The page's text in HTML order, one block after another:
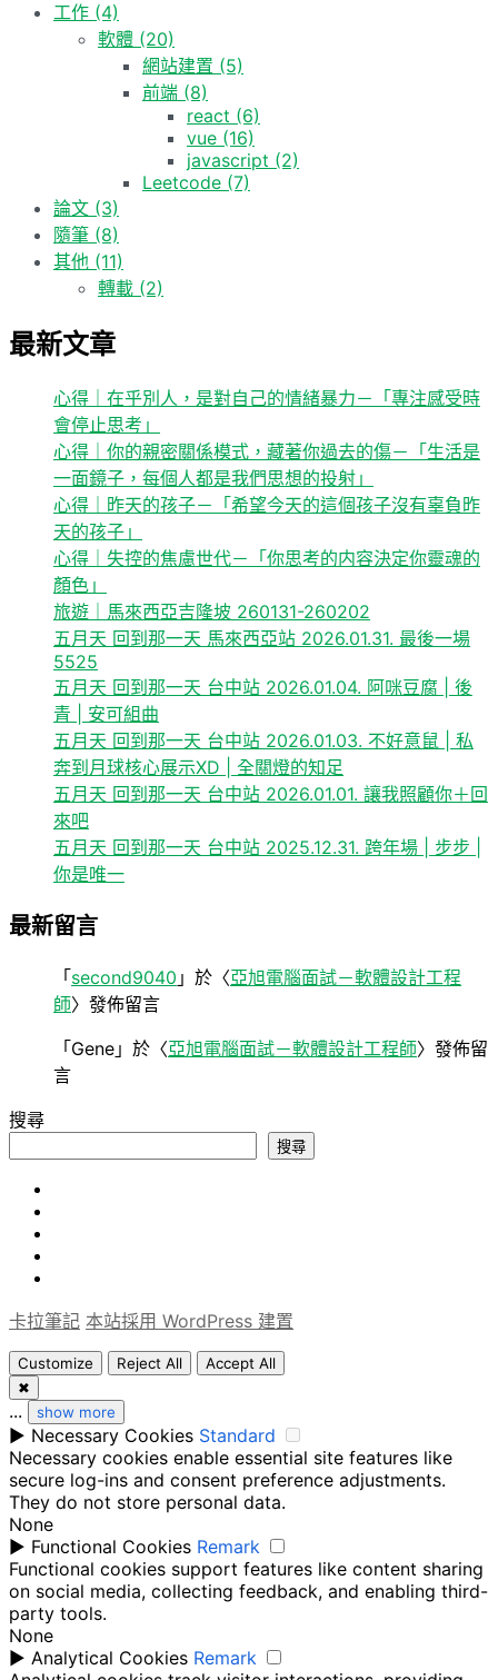
工作 (4)
軟體 (20)
網站建置 (5)
前端 (8)
react (6)
vue (16)
javascript (2)
Leetcode (7)
論文 (3)
隨筆 (8)
其他 (11)
轉載 (2)
最新文章
心得｜在乎別人，是對自己的情緒暴力－「專注感受時
會停止思考」
心得｜你的親密關係模式，藏著你過去的傷－「生活是
一面鏡子，每個人都是我們思想的投射」
心得｜昨天的孩子－「希望今天的這個孩子沒有辜負昨
天的孩子」
心得｜失控的焦慮世代－「你思考的内容決定你靈魂的
顏色」
旅遊｜馬來西亞吉隆坡 260131-260202
五月天 回到那一天 馬來西亞站 2026.01.31. 最後一場
5525
五月天 回到那一天 台中站 2026.01.04. 阿咪豆腐 | 後
青 | 安可組曲
五月天 回到那一天 台中站 2026.01.03. 不好意鼠 | 私
奔到月球核心展示XD | 全關燈的知足
五月天 回到那一天 台中站 2026.01.01. 讓我照顧你＋回
來吧
五月天 回到那一天 台中站 2025.12.31. 跨年場 | 步步 |
你是唯一
最新留言
「second9040 」於〈亞旭電腦面試－軟體設計工程
師〉發佈留言
「Gene 」於〈亞旭電腦面試－軟體設計工程師〉發佈留
言
搜尋
搜尋
卡拉筆記 本站採用 WordPress 建置
Customize Reject All
Accept All
✖
... show more
► Necessary Cookies Standard
Necessary cookies enable essential site features like
secure log-ins and consent preference adjustments.
They do not store personal data.
None
► Functional Cookies Remark
Functional cookies support features like content sharing
on social media, collecting feedback, and enabling third-
party tools.
None
► Analytical Cookies Remark